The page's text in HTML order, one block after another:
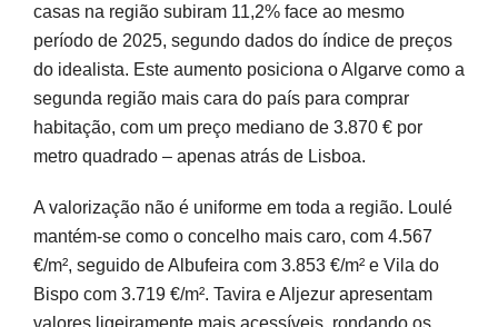
casas na região subiram 11,2% face ao mesmo
período de 2025, segundo dados do índice de preços
do idealista. Este aumento posiciona o Algarve como a
segunda região mais cara do país para comprar
habitação, com um preço mediano de 3.870 € por
metro quadrado – apenas atrás de Lisboa.
A valorização não é uniforme em toda a região. Loulé
mantém-se como o concelho mais caro, com 4.567
€/m², seguido de Albufeira com 3.853 €/m² e Vila do
Bispo com 3.719 €/m². Tavira e Aljezur apresentam
valores ligeiramente mais acessíveis, rondando os